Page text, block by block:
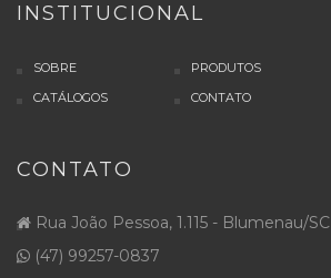
INSTITUCIONAL
SOBRE
PRODUTOS
CATÁLOGOS
CONTATO
CONTATO
Rua João Pessoa, 1.115 - Blumenau/SC
(47) 99257-0837